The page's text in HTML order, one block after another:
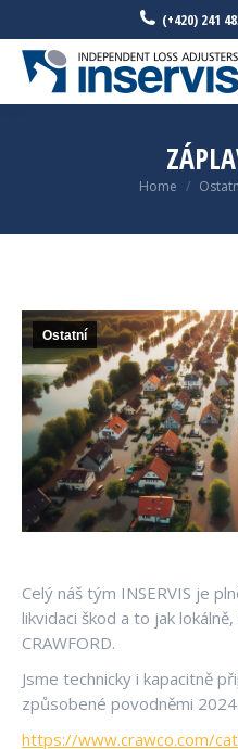
(+420) 241
You are here:
Home
Ostatní
Celý náš tým INSERVIS je
likvidaci škod a to jak
CRAWFORD.
Jsme technicky i kapacitně
způsobené povodněmi 2024.
https://www.crawco.com/